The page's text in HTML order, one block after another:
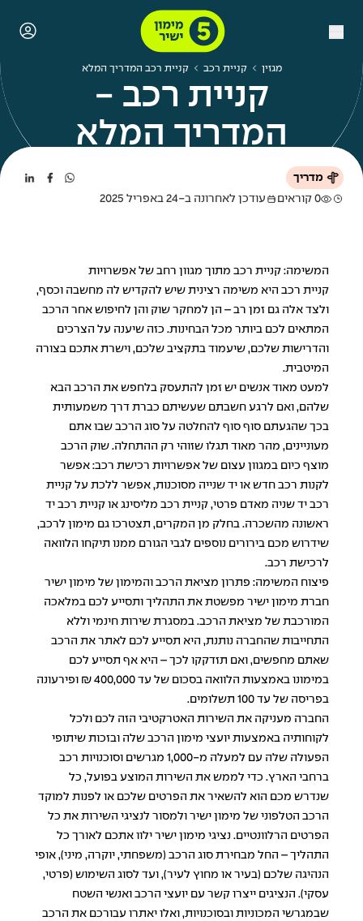
מגזין קניית רכב קניית רכב המדריך המלא
קניית רכב -
המדריך המלא
מדריך
0 קוראים
עודכן לאחרונה ב-24 באפריל 2025
המשימה: קניית רכב מתוך מגוון רחב של אפשרויות
קניית רכב היא משימה רצינית שיש להקדיש לה מחשבה וכסף,
ולצד אלה גם זמן רב – הן למחקר שוק והן לחיפוש אחר הרכב
המתאים לכם ביותר מכל הבחינות. כזה שיענה על הצרכים
והדרישות שלכם, שיעמוד בתקציב שלכם, וישרת אתכם בצורה
המיטבית.
למעט מאוד אנשים יש זמן להתעסק בלחפש את הרכב הבא
שלהם, ואם לרגע חשבתם שעשיתם כברת דרך משמעותית
בכך שהגעתם סוף סוף להחלטה על סוג הרכב שבו אתם
מעוניינים, מהר מאוד תגלו שזוהי רק ההתחלה. שוק הרכב
מוצף כיום במגוון עצום של אפשרויות רכישת רכב: אפשר
לקנות רכב חדש או יד שנייה מסוכנות, אפשר ללכת על קניית
רכב יד שניה מאדם פרטי, קניית רכב מליסינג או קניית רכב יד
ראשונה מהשכרה. בחלק מן המקרים, תצטרכו גם מימון לרכב,
שידרוש מכם בירורים נוספים לגבי הגורם ממנו תיקחו הלוואה
לרכישת רכב.
פיצוח המשימה: פתרון מציאת הרכב והמימון של מימון ישיר
חברת מימון ישיר מפשטת את התהליך ותסייע לכם במלאכה
המורכבת של מציאת הרכב. במסגרת שירות חינמי וללא
התחייבות שהחברה נותנת, היא תסייע לכם לאתר את הרכב
שאתם מחפשים, ואם תזדקקו לכך – היא אף תסייע לכם
במימונו באמצעות הלוואה בסכום של עד 400,000 ₪ ופירעונה
בפריסה של עד 100 תשלומים.
החברה מעניקה את השירות האטרקטיבי הזה לכם ולכל
לקוחותיה באמצעות יועצי מימון הרכב שלה ובזכות שיתופי
הפעולה שלה עם למעלה מ-1,000 מגרשים וסוכנויות רכב
ברחבי הארץ. כדי לממש את השירות המוצע בפועל, כל
שנדרש מכם הוא להשאיר את הפרטים שלכם או לפנות למוקד
הרכב הטלפוני של מימון ישיר ולמסור לנציגי השירות את כל
הפרטים הרלוונטיים. נציגי מימון ישיר ילוו אתכם לאורך כל
התהליך – החל מבחירת סוג הרכב (משפחתי, יוקרה, מיני), אופי
הנהיגה שלכם (בעיר או מחוץ לעיר), ועד לסוג השימוש (פרטי,
עסקי). הנציגים ייצרו קשר עם יועצי הרכב ואנשי השטח
שבמגרשי המכוניות ובסוכנויות, ואלו יאתרו עבורכם את הרכב